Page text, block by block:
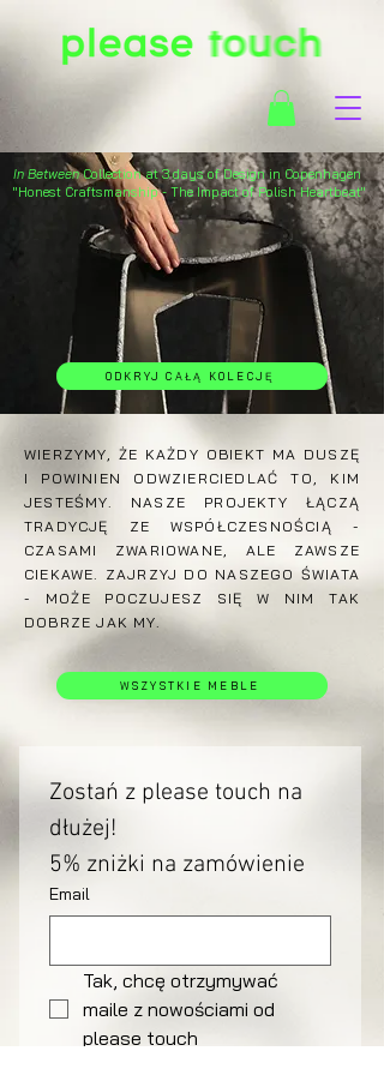
In BetweenCollection at 3 days of Design in Copenhagen
"Honest Craftsmanship - The Impact of Polish Heartbeat"
ODKRYJ CAŁĄ KOLECJĘ
WIERZYMY, ŻE KAŻDY OBIEKT MA DUSZĘ
I POWINIEN ODWZIERCIEDLAĆ TO, KIM
JESTEŚMY. NASZE PROJEKTY ŁĄCZĄ
TRADYCJĘ ZE WSPÓŁCZESNOŚCIĄ -
CZASAMI ZWARIOWANE, ALE ZAWSZE
CIEKAWE. ZAJRZYJ DO NASZEGO ŚWIATA
- MOŻE POCZUJESZ SIĘ W NIM TAK
DOBRZE JAK MY.
WSZYSTKIE MEBLE
Zostań z please touch na
dłużej!
Email
Tak, chcę otrzymywać
maile z nowościami od
please touch